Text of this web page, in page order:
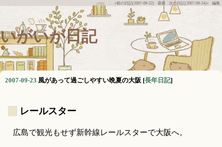
«前の日記(2007-09-22) 最新 次の日記(2007-09-24)» 編集
いがいが日記
2007-09-23 風があって過ごしやすい晩夏の大阪 [長年日記]
レールスター
広島で観光もせず新幹線レールスターで大阪へ。